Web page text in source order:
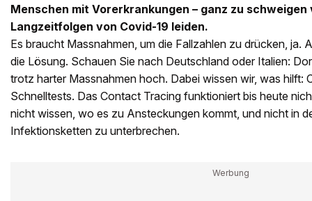
Menschen mit Vorerkrankungen – ganz zu
Langzeitfolgen von Covid-19 leiden.
Es braucht Massnahmen, um die Fallzahlen zu drücken, ja.
die Lösung. Schauen Sie nach Deutschland oder Italien:
trotz harter Massnahmen hoch. Dabei wissen wir, was hilft:
Schnelltests. Das Contact Tracing funktioniert bis heute
nicht wissen, wo es zu Ansteckungen kommt, und nicht in
Infektionsketten zu unterbrechen.